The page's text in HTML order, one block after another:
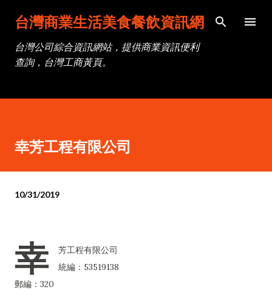
跳到主要內容
台灣商業生活美食餐飲資訊網
台灣公司綜合資訊網站，提供商業資訊便利
查詢，台灣工商黃頁。
幸芳工程有限公司
10/31/2019
幸
芳工程有限公司
統編：53519138
郵編：320